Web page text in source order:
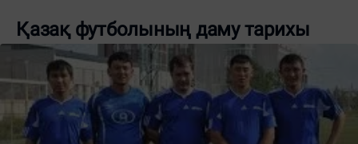
Қазақ футболының даму тарихы